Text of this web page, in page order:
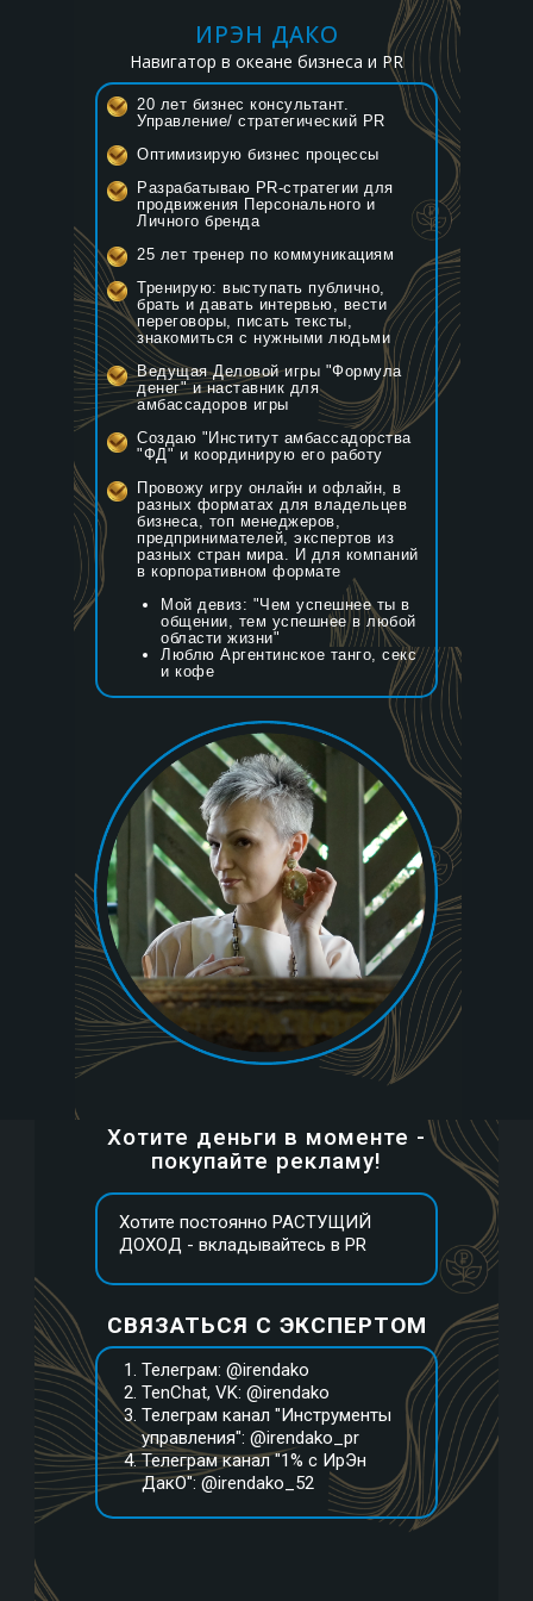
ИРЭН ДАКО
20 лет бизнес консультант.
Управление/ стратегический PR
Оптимизирую бизнес процессы
Разрабатываю PR-стратегии для
продвижения Персонального и
Личного бренда
25 лет тренер по коммуникациям
Тренирую: выступать публично,
брать и давать интервью, вести
переговоры, писать тексты,
знакомиться с нужными людьми
Ведущая Деловой игры "Формула
денег" и наставник для
амбассадоров игры
Создаю "Институт амбассадорства
"ФД" и координирую его работу
Провожу игру онлайн и офлайн, в
разных форматах для владельцев
бизнеса, топ менеджеров,
предпринимателей, экспертов из
разных стран мира. И для компаний
в корпоративном формате
Мой девиз: "Чем успешнее ты в
общении, тем успешнее в любой
области жизни"
Люблю Аргентинское танго, секс
и кофе
Навигатор в океане бизнеса и PR
Хотите деньги в моменте -
покупайте рекламу!
СВЯЗАТЬСЯ С ЭКСПЕРТОМ
Телеграм: @irendako
TenChat, VK: @irendako
Телеграм канал "Инструменты
управления": @irendako_pr
Телеграм канал "1% с ИрЭн
ДакО": @irendako_52
Хотите постоянно РАСТУЩИЙ
ДОХОД - вкладывайтесь в PR